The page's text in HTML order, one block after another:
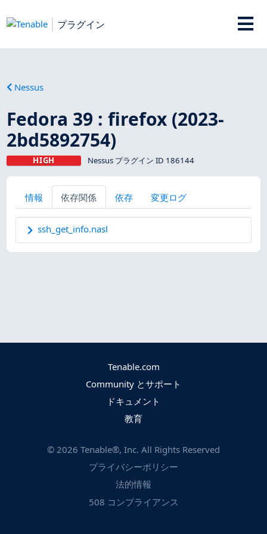
プラグイン
Nessus
Fedora 39 : firefox (2023-
2bd5892754)
HIGH Nessus プラグイン ID 186144
情報 依存関係 依存 変更ログ
ssh_get_info.nasl
Tenable.com
Community とサポート
ドキュメント
教育
© 2026 Tenable®, Inc. All Rights Reserved
プライバシーポリシー
法的情報
508 コンプライアンス